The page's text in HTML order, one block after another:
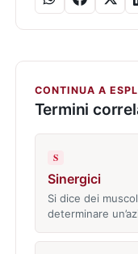
CONTINUA A
Termini
S
Sinergici
Si dice dei
determinare